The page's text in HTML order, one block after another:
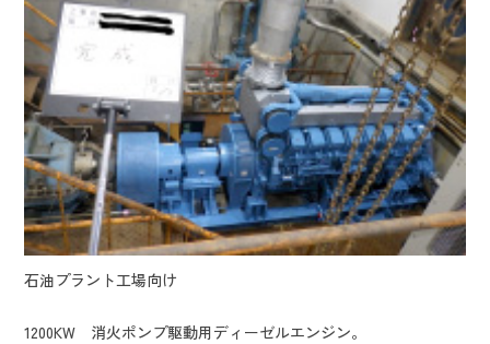
石油プラント工場向け
1200KW 消火ポンプ駆動用ディーゼルエンジン。